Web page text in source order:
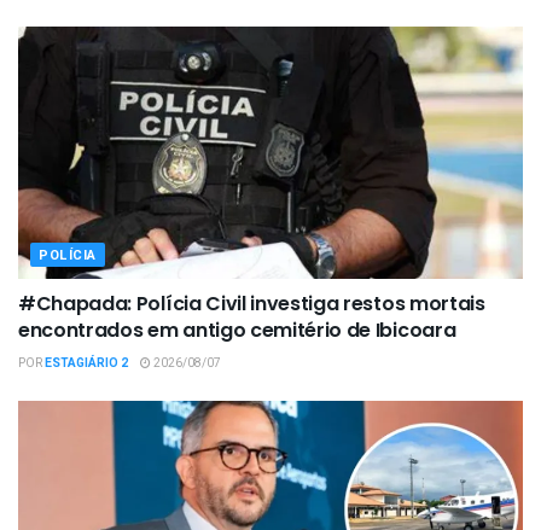
POLÍCIA
#Chapada: Polícia Civil investiga restos mortais
encontrados em antigo cemitério de Ibicoara
PORESTAGIÁRIO 2 2026/08/07